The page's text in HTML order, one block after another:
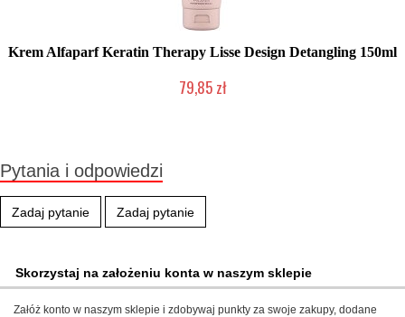
Krem Alfaparf Keratin Therapy Lisse Design Detangling 150ml
79,85 zł
Pytania i odpowiedzi
Zadaj pytanie Zadaj pytanie
Skorzystaj na założeniu konta w naszym sklepie
Załóż konto w naszym sklepie i zdobywaj punkty za swoje zakupy, dodane